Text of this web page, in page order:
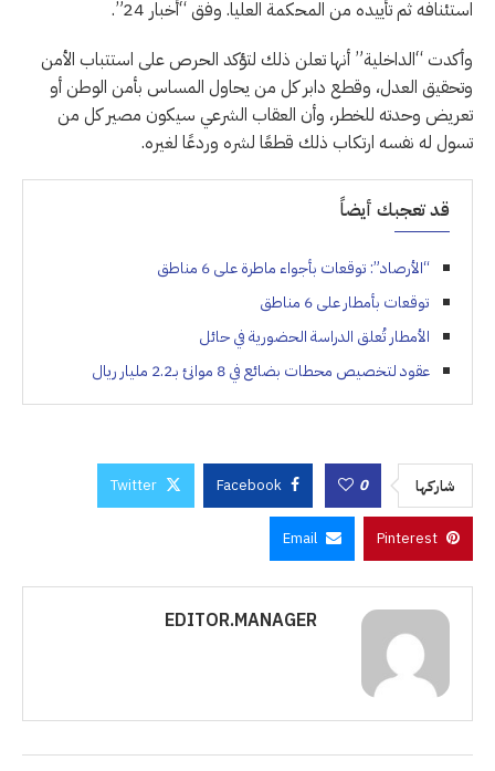
استئنافه ثم تأييده من المحكمة العليا. وفق “أخبار 24”.
وأكدت “الداخلية” أنها تعلن ذلك لتؤكد الحرص على استتباب الأمن
وتحقيق العدل، وقطع دابر كل من يحاول المساس بأمن الوطن أو
تعريض وحدته للخطر، وأن العقاب الشرعي سيكون مصير كل من
تسول له نفسه ارتكاب ذلك قطعًا لشره وردعًا لغيره.
قد تعجبك أيضاً
“الأرصاد”: توقعات بأجواء ماطرة على 6 مناطق
توقعات بأمطار على 6 مناطق
الأمطار تُعلق الدراسة الحضورية في حائل
عقود لتخصيص محطات بضائع في 8 موانئ بـ2.2 مليار ريال
شاركها 0
Facebook
Twitter
Pinterest
Email
EDITOR.MANAGER